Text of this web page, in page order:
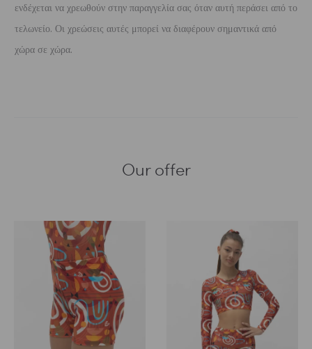
ενδέχεται να χρεωθούν στην παραγγελία σας όταν αυτή περάσει από το
τελωνείο. Οι χρεώσεις αυτές μπορεί να διαφέρουν σημαντικά από
χώρα σε χώρα.
Our offer